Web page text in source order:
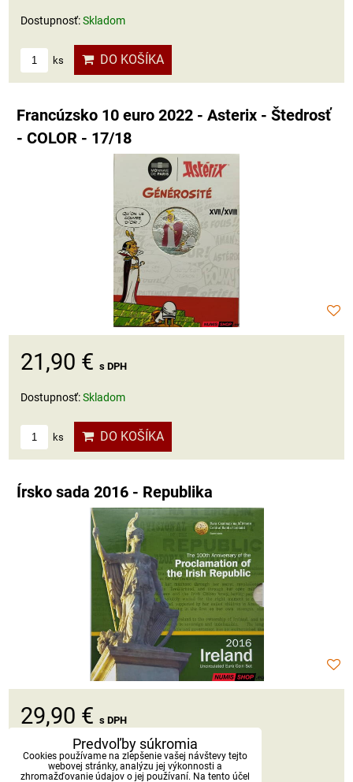
Dostupnosť:Skladom
ks DO KOŠÍKA
Francúzsko 10 euro 2022 - Asterix - Štedrosť
- COLOR - 17/18
21,90 € s DPH
Dostupnosť:Skladom
ks DO KOŠÍKA
Írsko sada 2016 - Republika
29,90 € s DPH
Dostupnosť:Skladom
Predvoľby súkromia
Cookies používame na zlepšenie vašej návštevy tejto
webovej stránky, analýzu jej výkonnosti a
zhromažďovanie údajov o jej používaní. Na tento účel